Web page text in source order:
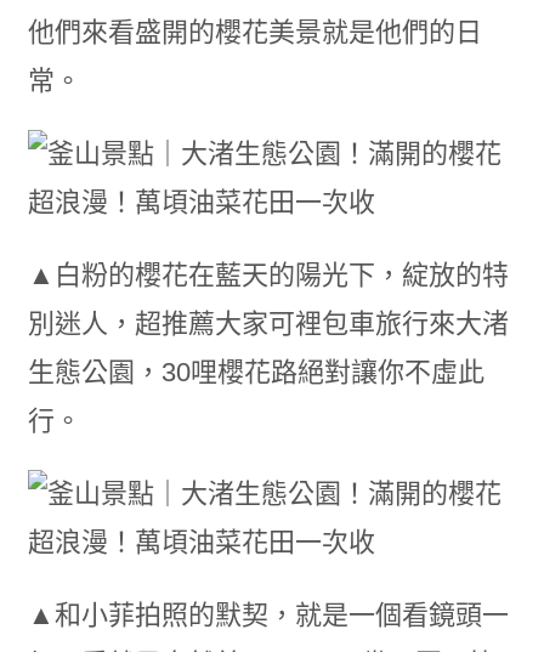
他們來看盛開的櫻花美景就是他們的日
常。
▲白粉的櫻花在藍天的陽光下，綻放的特
別迷人，超推薦大家可裡包車旅行來大渚
生態公園，30哩櫻花路絕對讓你不虛此
行。
▲和小菲拍照的默契，就是一個看鏡頭一